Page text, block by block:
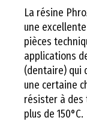
La résine
une
pièces
applications
(dentaire) qui
une certaine
résister à des
plus de 150°C.